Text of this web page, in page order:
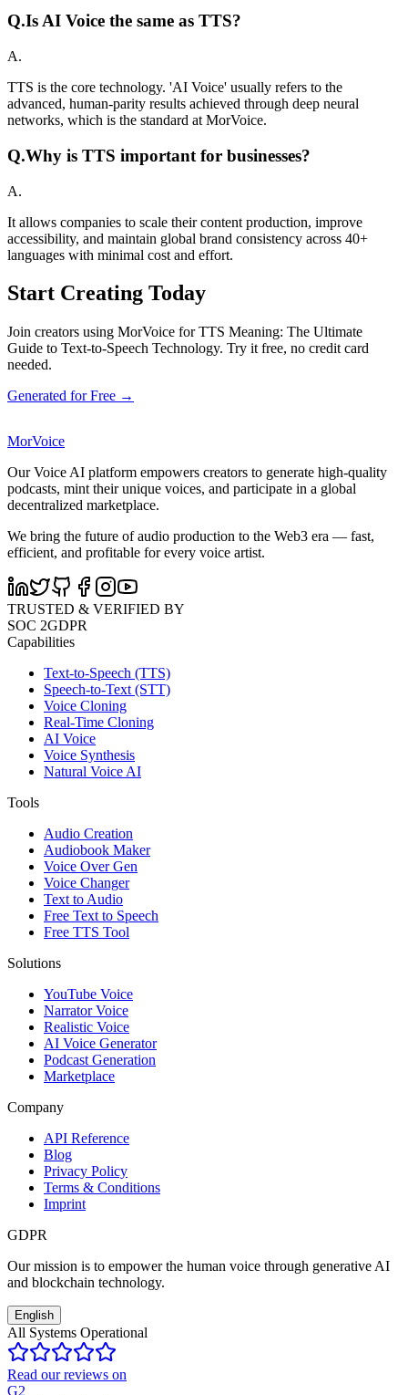
Q.Is AI Voice the same as TTS?
A.
TTS is the core technology. 'AI Voice' usually refers to the
advanced, human-parity results achieved through deep neural
networks, which is the standard at MorVoice.
Q.Why is TTS important for businesses?
A.
It allows companies to scale their content production, improve
accessibility, and maintain global brand consistency across 40+
languages with minimal cost and effort.
Start Creating Today
Join creators using MorVoice for TTS Meaning: The Ultimate
Guide to Text-to-Speech Technology. Try it free, no credit card
needed.
Generated for Free →
MorVoice
Our Voice AI platform empowers creators to generate high-quality
podcasts, mint their unique voices, and participate in a global
decentralized marketplace.
We bring the future of audio production to the Web3 era — fast,
efficient, and profitable for every voice artist.
TRUSTED & VERIFIED BY
SOC 2GDPR
Capabilities
Text-to-Speech (TTS)
Speech-to-Text (STT)
Voice Cloning
Real-Time Cloning
AI Voice
Voice Synthesis
Natural Voice AI
Tools
Audio Creation
Audiobook Maker
Voice Over Gen
Voice Changer
Text to Audio
Free Text to Speech
Free TTS Tool
Solutions
YouTube Voice
Narrator Voice
Realistic Voice
AI Voice Generator
Podcast Generation
Marketplace
Company
API Reference
Blog
Privacy Policy
Terms & Conditions
Imprint
GDPR
Our mission is to empower the human voice through generative AI
and blockchain technology.
English
All Systems Operational
Read our reviews on
G2